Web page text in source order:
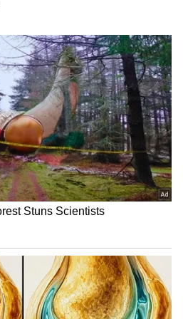
ಅನುಕೂಲಕರವಲ್ಲ. ಈ
ಪ್ರಭಾವದಲ್ಲಿದ್ದಾರೆ. ಶನಿಯ
ಕ್ಷೇತ್ರದಲ್ಲಿ ಸಮಸ್ಯೆಗಳನ್ನು
ಸಂಬಂಧಗಳಲ್ಲಿಯೂ ನೀವು
ಸಮಸ್ಯೆಗಳು. ನೀವು